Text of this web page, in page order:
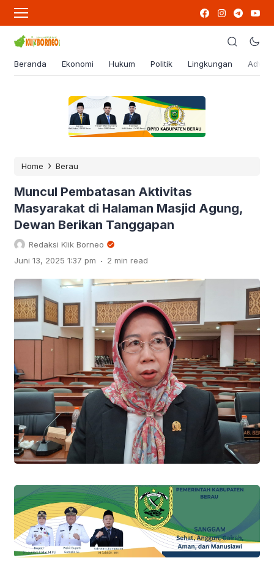
Beranda Ekonomi Hukum Politik Lingkungan
Home › Berau
Muncul Pembatasan Aktivitas
Masyarakat di Halaman Masjid Agung,
Dewan Berikan Tanggapan
Redaksi Klik Borneo
Juni 13, 2025 1:37 pm . 2 min read